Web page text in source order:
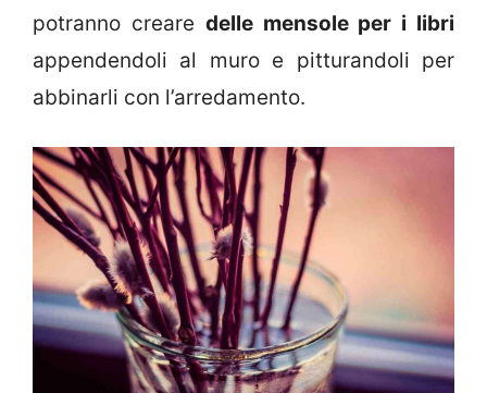
potranno creare delle mensole per i libri
appendendoli al muro e pitturandoli per
abbinarli con l’arredamento.